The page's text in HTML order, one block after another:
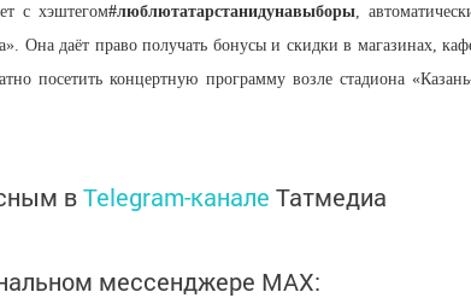
с хэштегом#люблютатарстанидунавыборы ,
Она даёт право получать бонусы и скидки в магазинах,
посетить концертную программу возле стадиона
вTelegram-канале Татмедиа
мессенджере MАХ: